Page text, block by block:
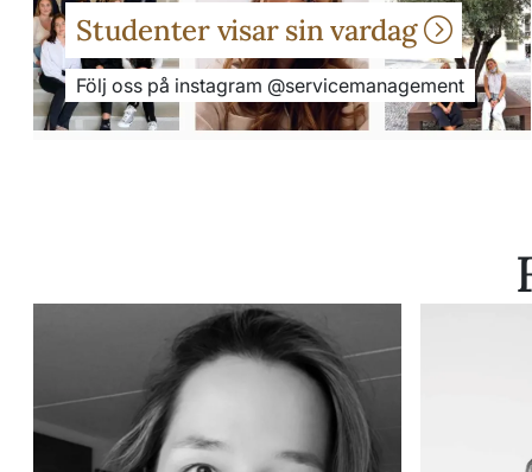
Studenter visar sin vardag
Följ oss på instagram @servicemanagement